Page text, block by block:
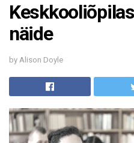
näide
by Alison Doyle